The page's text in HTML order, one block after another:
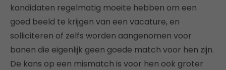
kandidaten regelmatig moeite hebben om een
goed beeld te krijgen van een vacature, en
solliciteren of zelfs worden aangenomen voor
banen die eigenlijk geen goede match voor hen zijn.
De kans op een mismatch is voor hen ook groter